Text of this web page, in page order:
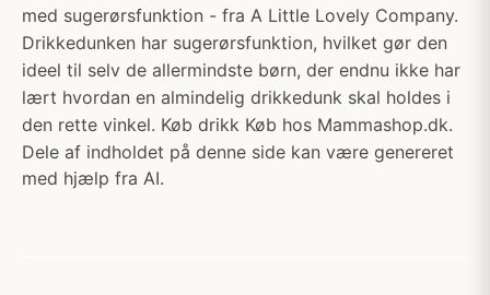
med sugerørsfunktion - fra A Little Lovely Company.
Drikkedunken har sugerørsfunktion, hvilket gør den
ideel til selv de allermindste børn, der endnu ikke har
lært hvordan en almindelig drikkedunk skal holdes i
den rette vinkel. Køb drikk Køb hos Mammashop.dk.
Dele af indholdet på denne side kan være genereret
med hjælp fra AI.